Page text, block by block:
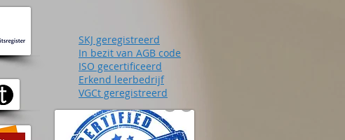
SKJ geregistreerd
In bezit van AGB code
ISO gecertificeerd
Erkend leerbedrijf
VGCt geregistreerd